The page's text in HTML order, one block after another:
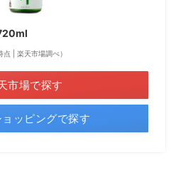
| 楽天市場調べ）
市場で探す
ッピングで探す